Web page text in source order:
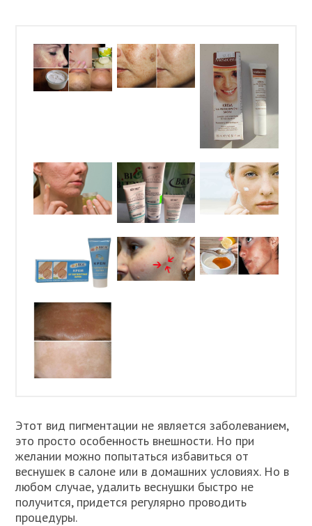
Этот вид пигментации не является заболеванием,
это просто особенность внешности. Но при
желании можно попытаться избавиться от
веснушек в салоне или в домашних условиях. Но в
любом случае, удалить веснушки быстро не
получится, придется регулярно проводить
процедуры.